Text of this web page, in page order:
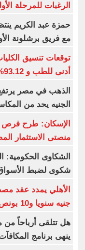
الرغبات للمرحلة
حمزة عبد الكريم
مع فريق برشلونة
أدنى للطب و 93.12% للأسنان
الجنيه يحد من
الإسكان: طرح فرص
منصتى الاستثمار
شكوى لضبط
جنيه سنويا و10 بونص وإعلانات
ينهى برنامج